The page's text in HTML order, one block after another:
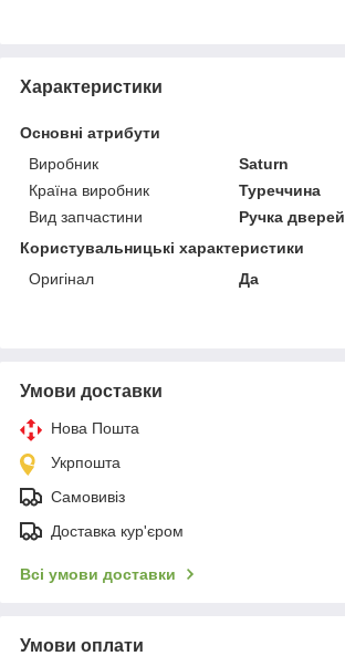
Характеристики
Основні атрибути
Виробник
Saturn
Країна виробник
Туреччина
Вид запчастини
Ручка дверей
Користувальницькі характеристики
Оригінал
Да
Умови доставки
Нова Пошта
Укрпошта
Самовивіз
Доставка кур'єром
Всі умови доставки
Умови оплати